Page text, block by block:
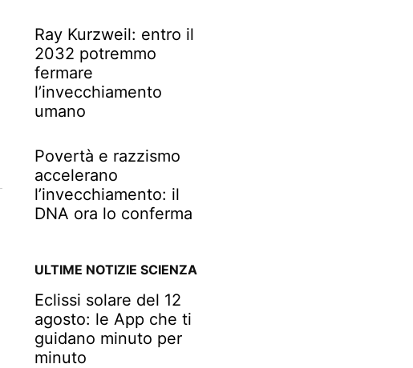
Ray Kurzweil: entro il
2032 potremmo
fermare
l’invecchiamento
umano
Povertà e razzismo
accelerano
l’invecchiamento: il
DNA ora lo conferma
ULTIME NOTIZIE SCIENZA
Eclissi solare del 12
agosto: le App che ti
guidano minuto per
minuto